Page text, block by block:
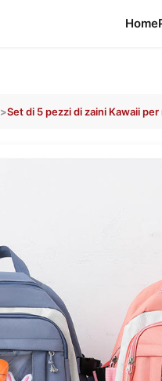
Home
>Set di 5 pezzi di zaini Kawaii per